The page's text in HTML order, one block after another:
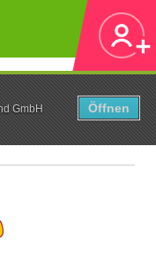
GmbH
Öffnen